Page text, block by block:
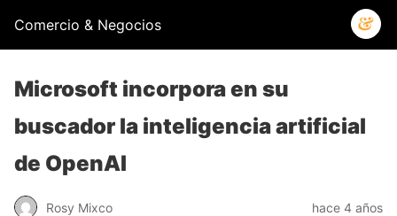
Comercio & Negocios
Microsoft incorpora en su
buscador la inteligencia artificial
de OpenAI
Rosy Mixco hace 4 años